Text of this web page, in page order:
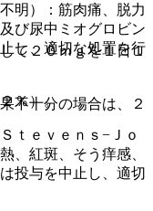
明）：筋肉痛、脱力
び尿中ミオグロビン
し、適切な処置を行
％）。
ｔｅｖｅｎｓ−Ｊｏ
、紅斑、そう痒感、
投与を中止し、適切
て２０ｍｇを１日１
不十分の場合は、２